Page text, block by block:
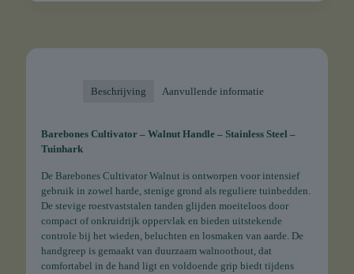
Beschrijving Aanvullende informatie
Barebones Cultivator – Walnut Handle – Stainless Steel –
Tuinhark
De Barebones Cultivator Walnut is ontworpen voor intensief
gebruik in zowel harde, stenige grond als reguliere tuinbedden.
De stevige roestvaststalen tanden glijden moeiteloos door
compact of onkruidrijk oppervlak en bieden uitstekende
controle bij het wieden, beluchten en losmaken van aarde. De
handgreep is gemaakt van duurzaam walnoothout, dat
comfortabel in de hand ligt en voldoende grip biedt tijdens